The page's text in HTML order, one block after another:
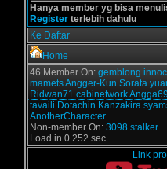
Hanya member yg bisa
Register terlebih dahulu
Ke Daftar
Home
46 Member On: gemblong
mametsAngger-Kun Sorata
Ridwan71 cabinetworkAngga69
tavaili Dotachin Kanzakira
AnotherCharacter
Non-member On: 3098 stalker.
Load in 0.252 sec
Link